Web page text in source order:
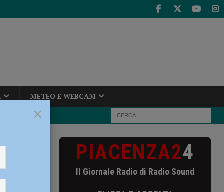
METEO E WEBCAM
sulla via
via
PIACENZA24
Il Giornale Radio di Radio Sound
×